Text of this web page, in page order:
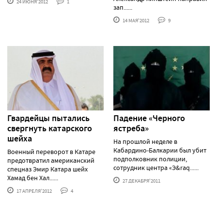
24 ИЮНЯ'2012 1
зап......
14 МАЯ'2012 9
Гвардейцы пытались
свергнуть катарского
шейха
Военный переворот в Катаре
предотвратил американский
спецназ Эмир Катара шейх
Хамад бен Хал......
17 АПРЕЛЯ'2012 4
Падение «Черного
ястреба»
На прошлой неделе в
Кабардино-Балкарии был убит
подполковник полиции,
сотрудник центра «Э&raq......
27 ДЕКАБРЯ'2011